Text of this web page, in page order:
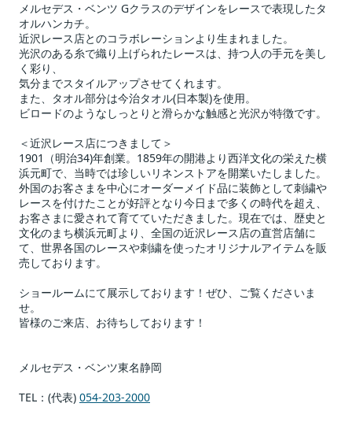
メルセデス・ベンツ Gクラスのデザインをレースで表現したタ
オルハンカチ。
近沢レース店とのコラボレーションより生まれました。
光沢のある糸で織り上げられたレースは、持つ人の手元を美し
く彩り、
気分までスタイルアップさせてくれます。
また、タオル部分は今治タオル(日本製)を使用。
ビロードのようなしっとりと滑らかな触感と光沢が特徴です。
＜近沢レース店につきまして＞
1901（明治34)年創業。1859年の開港より西洋文化の栄えた横
浜元町で、当時では珍しいリネンストアを開業いたしました。
外国のお客さまを中心にオーダーメイド品に装飾として刺繍や
レースを付けたことが好評となり今日まで多くの時代を超え、
お客さまに愛されて育てていただきました。現在では、歴史と
文化のまち横浜元町より、全国の近沢レース店の直営店舗に
て、世界各国のレースや刺繍を使ったオリジナルアイテムを販
売しております。
ショールームにて展示しております！ぜひ、ご覧くださいま
せ。
皆様のご来店、お待ちしております！
メルセデス・ベンツ東名静岡
TEL：(代表) 054-203-2000